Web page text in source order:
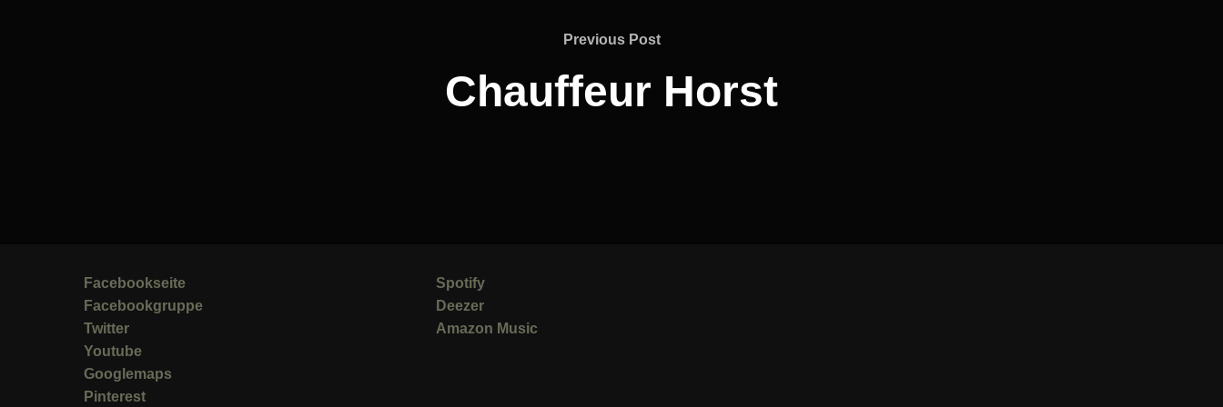
Previous
Previous Post
Chauffeur Horst
Facebookseite
Facebookgruppe
Twitter
Youtube
Googlemaps
Pinterest
Spotify
Deezer
Amazon Music